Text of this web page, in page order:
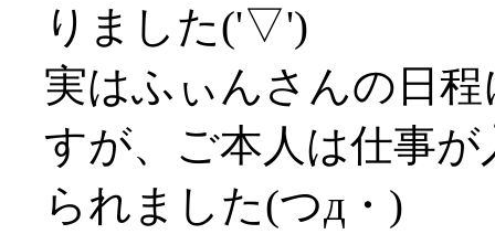
りました('▽')
実はふぃんさんの日
すが、ご本人は仕事
られました(つд・)